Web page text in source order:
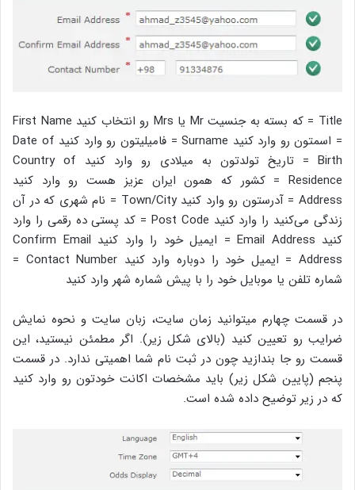
Title = که بسته به جنسیت Mr یا Mrs رو انتخاب کنید First Name
= اسمتون رو وارد کنید Surname = فامیلیتون رو وارد کنید Date of
Birth = تاریخ تولدتون به میلادی رو وارد کنید Country of
Residence = کشور که همون ایران عزیز هست رو وارد کنید
Address = آدرستون رو وارد کنید Town/City = نام شهری که در آن
زندگی‌ می‌کنید را وارد کنید Post Code = کد پستی ده رقمی‌ را وارد
کنید Email Address = ایمیل خود را وارد کنید Confirm Email
Address = ایمیل خود را دوباره وارد کنید Contact Number =
شماره تلفن یا موبایل خود را با پیش شماره شهر وارد کنید
در قسمت چهارم میتوانید زمان سایت، زبان سایت و نحوه نمایش
ضرایب رو تعیین کنید (بالای شکل زیر). اگر مطمئن نیستید، این
قسمت رو جا بندازید چون در ثبت نام شما اهمیتی ندارد. در قسمت
پنجم (پایین شکل زیر) باید مشخصات اکانت خودتون رو وارد کنید
که در زیر توضیح داده شده است.